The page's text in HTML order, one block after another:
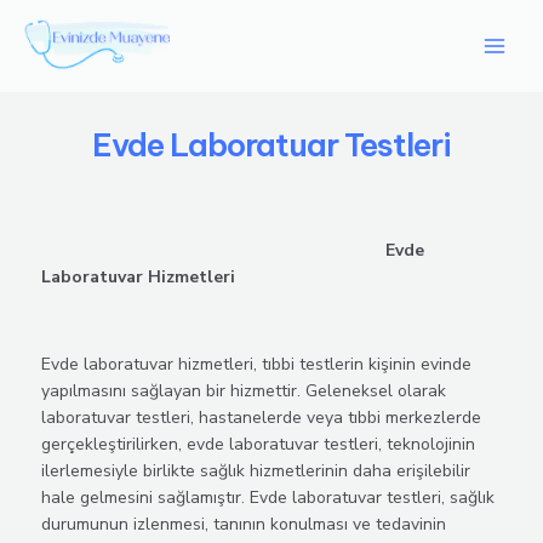
atla
Evde Laboratuar Testleri
Evde
Laboratuvar Hizmetleri
Evde laboratuvar hizmetleri, tıbbi testlerin kişinin evinde
yapılmasını sağlayan bir hizmettir. Geleneksel olarak
laboratuvar testleri, hastanelerde veya tıbbi merkezlerde
gerçekleştirilirken, evde laboratuvar testleri, teknolojinin
ilerlemesiyle birlikte sağlık hizmetlerinin daha erişilebilir
hale gelmesini sağlamıştır. Evde laboratuvar testleri, sağlık
durumunun izlenmesi, tanının konulması ve tedavinin